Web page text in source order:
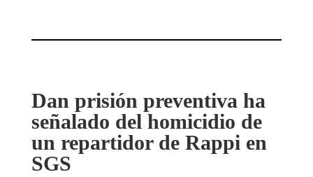
Dan prisión preventiva ha
señalado del homicidio de
un repartidor de Rappi en
SGS